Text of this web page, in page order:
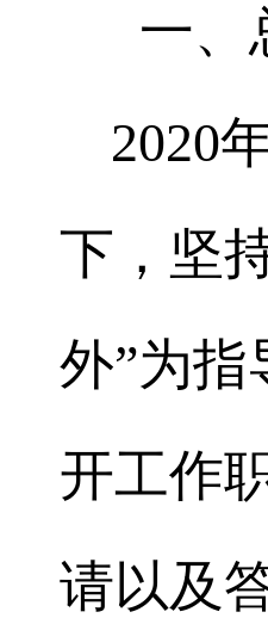
一、
2020
下，坚
外”为
开工作
请以及